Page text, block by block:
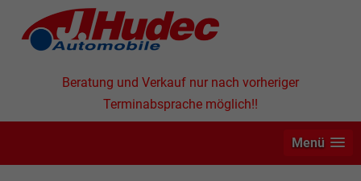
Beratung und Verkauf nur nach vorheriger
Terminabsprache möglich!!
Menü